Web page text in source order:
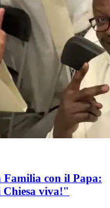
Familia con il Papa:
Chiesa viva!"